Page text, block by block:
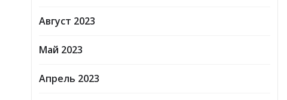
Август 2023
Май 2023
Апрель 2023